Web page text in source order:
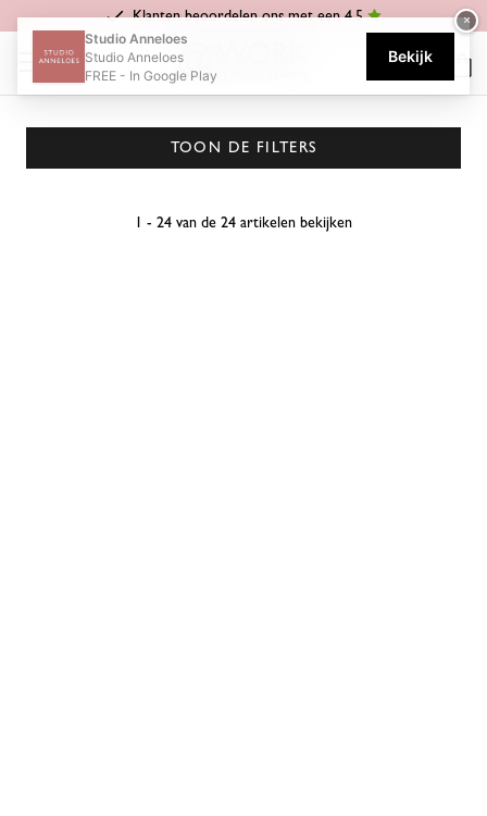
Klanten beoordelen ons met een 4.5
Home @WORK by Studio Anneloes shirts & tops
SHIRTS & TOPS
1 - 24 van de 24 artikelen bekijken
TOON DE FILTERS
×
Studio Anneloes
Studio Anneloes
FREE - In Google Play
Bekijk